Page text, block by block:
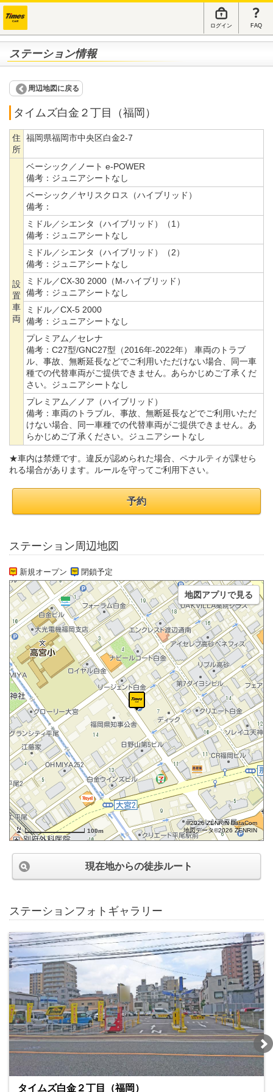
ログイン FAQ
ステーション情報
周辺地図に戻る
タイムズ白金２丁目（福岡）
住
所
福岡県福岡市中央区白金2-7
設
置
車
両
ベーシック／ノート e-POWER
備考： ジュニアシートなし
ベーシック／ヤリスクロス（ハイブリッド）
備考：
ミドル／シエンタ（ハイブリッド）（1）
備考： ジュニアシートなし
ミドル／シエンタ（ハイブリッド）（2）
備考： ジュニアシートなし
ミドル／CX-30 2000（M-ハイブリッド）
備考： ジュニアシートなし
ミドル／CX-5 2000
備考： ジュニアシートなし
プレミアム／セレナ
備考： C27型/GNC27型（2016年-2022年） 車両のトラブ
ル、事故、無断延長などでご利用いただけない場合、同一車
種での代替車両がご提供できません。あらかじめご了承くだ
さい。ジュニアシートなし
プレミアム／ノア（ハイブリッド）
備考： 車両のトラブル、事故、無断延長などでご利用いただ
けない場合、同一車種での代替車両がご提供できません。あ
らかじめご了承ください。ジュニアシートなし
★車内は禁煙です。違反が認められた場合、ペナルティが課せら
れる場合があります。ルールを守ってご利用下さい。
予約
ステーション周辺地図
新規オープン 閉鎖予定
100m
©2026 ZENRIN DataCom
地図データ©2026 ZENRIN
地図アプリで見る
現在地からの徒歩ルート
ステーションフォトギャラリー
タイムズ白金２丁目（福岡）